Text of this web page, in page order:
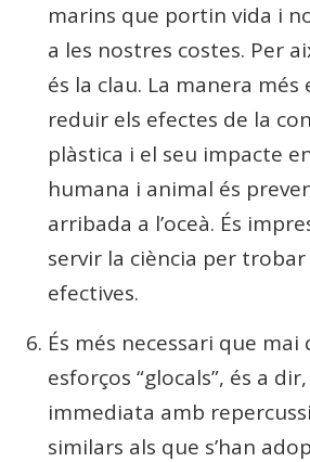
marins que portin vida i
a les nostres costes. Per
és la clau. La manera més
reduir els efectes de la
plàstica i el seu impacte
humana i animal és
arribada a l’oceà. És
servir la ciència per
efectives.
És més necessari que
esforços “glocals”, és a
immediata amb
similars als que s’han